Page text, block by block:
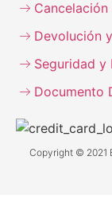
Devolución
Seguridad y
Documento
Copyright © 2021